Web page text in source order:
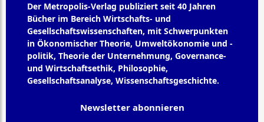
Der Metropolis-Verlag publiziert seit 40 Jahren
Bücher im Bereich Wirtschafts- und
Gesellschaftswissenschaften, mit Schwerpunkten
in Ökonomischer Theorie, Umweltökonomie und -
politik, Theorie der Unternehmung, Governance-
und Wirtschaftsethik, Philosophie,
Gesellschaftsanalyse, Wissenschaftsgeschichte.
Newsletter abonnieren